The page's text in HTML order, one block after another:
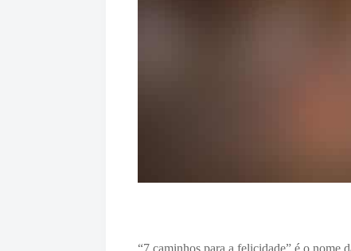
“7 caminhos para a felicidade” é o